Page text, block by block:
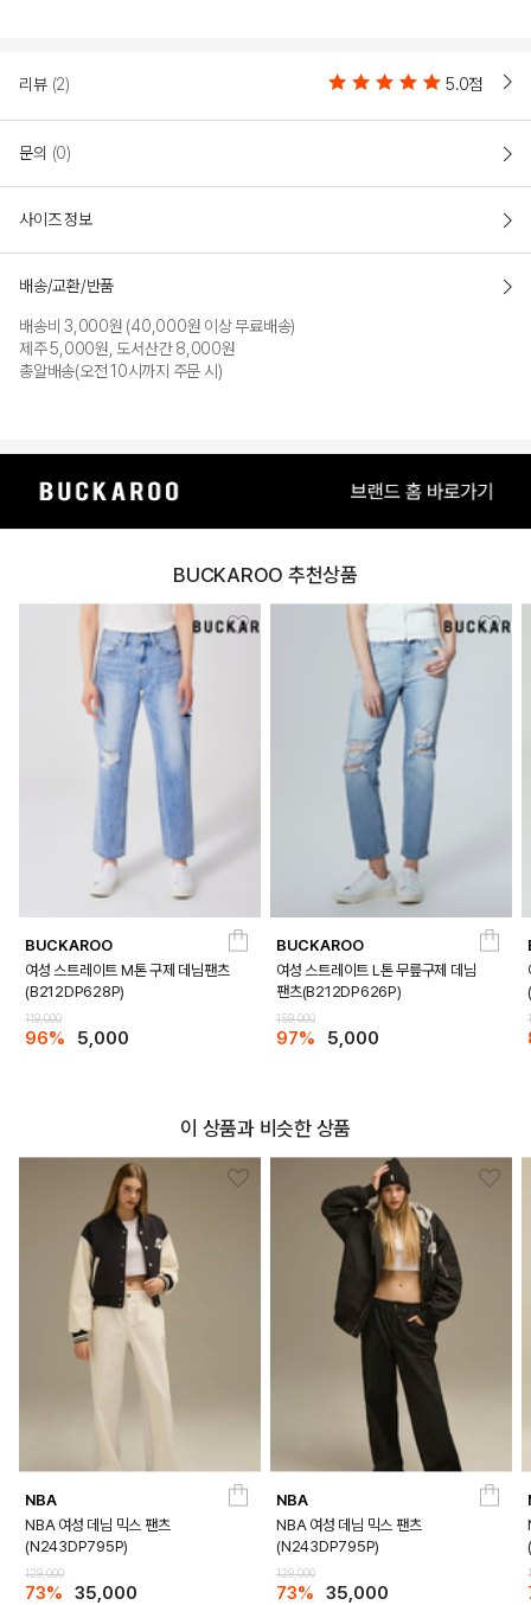
리뷰 (2) 5.0점
문의 (0)
사이즈 정보
배송/교환/반품
배송비 3,000원 (40,000원 이상 무료배송)
제주 5,000원, 도서산간 8,000원
총알배송(오전 10시까지 주문 시)
BUCKAROO 추천상품
BUCKAROO
여성 스트레이트 M톤 구제 데님팬츠
(B212DP628P)
119,000
96% 5,000
BUCKAROO
여성 스트레이트 L톤 무릎구제 데님
팬츠(B212DP626P)
159,000
97% 5,000
이 상품과 비슷한 상품
NBA
NBA 여성 데님 믹스 팬츠
(N243DP795P)
129,000
73% 35,000
NBA
NBA 여성 데님 믹스 팬츠
(N243DP795P)
129,000
73% 35,000